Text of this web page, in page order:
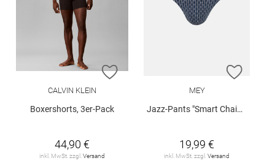
ZUR WUNSCHLISTE HINZUFÜGEN
CALVIN KLEIN
Boxershorts, 3er-Pack
44,90 €
inkl. MwSt. zzgl. Versand
ZUR
MEY
Jazz-Pants "Smart Chains"
19,99 €
inkl. MwSt. zzgl. Versand